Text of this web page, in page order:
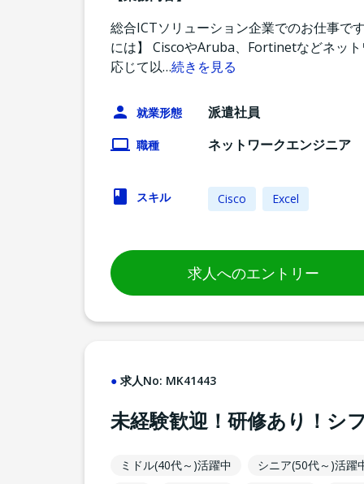
総合ICTソリューション企業でのお仕事で
には】 CiscoやAruba、Fortinetなどネッ
応じて以…続きを見る
就業形態 派遣社員
職種 ネットワークエンジニア
スキル Cisco Excel
求人へのエントリー
求人No: MK41443
未経験歓迎！研修あり！シ
ミドル(40代～)活躍中
シニア(50代～)活躍